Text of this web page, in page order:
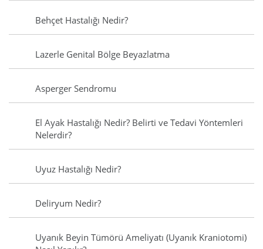
Behçet Hastalığı Nedir?
Lazerle Genital Bölge Beyazlatma
Asperger Sendromu
El Ayak Hastalığı Nedir? Belirti ve Tedavi Yöntemleri
Nelerdir?
Uyuz Hastalığı Nedir?
Deliryum Nedir?
Uyanık Beyin Tümörü Ameliyatı (Uyanık Kraniotomi)